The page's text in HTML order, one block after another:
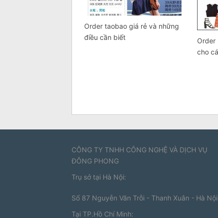
Order taobao giá rẻ và những
điều cần biết
Order
cho
CÔNG TY TNHH CÔNG NGHỆ VÀ DỊCH VỤ
ĐÔNG PHONG
Trụ sở tại Hà Nội:
Số 87 Nguyễn Văn Trỗi - Thanh Xuân - Hà Nội
Tại TP.Hồ Chí Minh: